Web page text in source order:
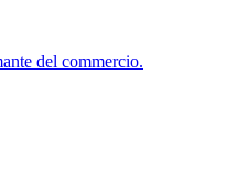
del commercio.